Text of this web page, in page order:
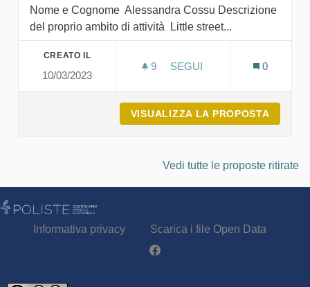
Nome e Cognome Alessandra Cossu Descrizione
del proprio ambito di attività Little street...
CREATO IL
10/03/2023
9 9 SOSTENITORI
SEGUI
0
VISUALIZZA LA PROPOSTA
Vedi tutte le proposte ritirate
Informativa privacy
Scarica i file Open Data
Partecipa - Poliste su Facebook